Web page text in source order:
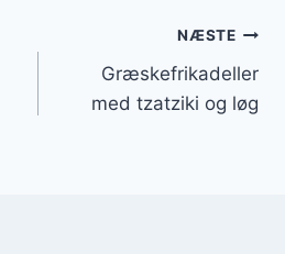
NÆSTE
Græskefrikadeller
med tzatziki og løg